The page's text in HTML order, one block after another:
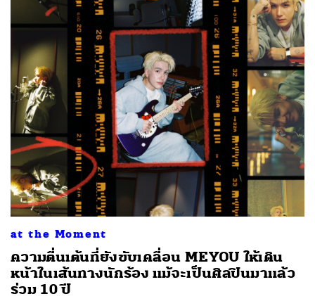
at the Moment
ความตื่นเต้นที่ยังขับเคลื่อน MEYOU ให้เดิน
หน้าในเส้นทางนักร้อง แม้จะเป็นศิลปินมาแล้ว
ร่วม 10 ปี